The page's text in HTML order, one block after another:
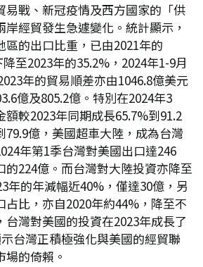
易戰、新冠疫情及西方國家的「供
經貿發生急遽變化。統計顯示，
區的出口比重，已由2021年的
至2023年的35.2%，2024年1-9月
年的貿易順差亦由1046.8億美元
億及805.2億。特別在2024年3
較2023年同期成長65.7%到91.2
79.9億，美國超車大陸，成為台灣
年第1季台灣對美國出口達246
的224億。而台灣對大陸投資亦降至
年的年減幅近40%，僅達30億，另
占比，亦自2020年約44%，降至不
台灣對美國的投資在2023年成長了
台灣正積極強化與美國的經貿聯
的倚賴。